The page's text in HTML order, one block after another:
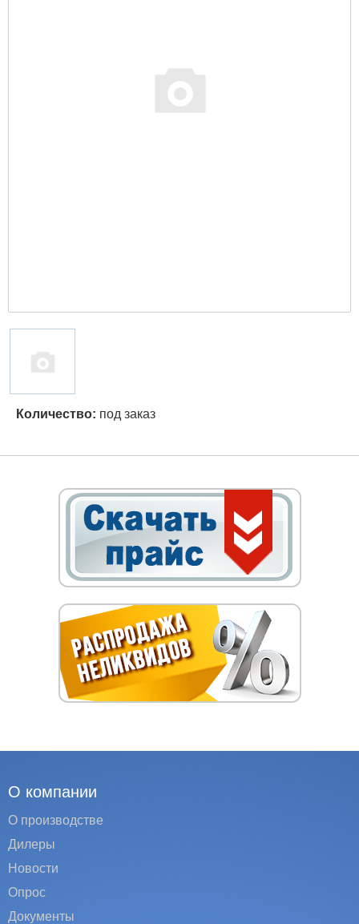
Количество: под заказ
О компании
О производстве
Дилеры
Новости
Опрос
Документы